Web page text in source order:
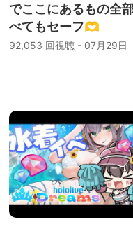
でここにあるもの全
べてもセーフ🫶
92,053 回視聴 - 07月29日